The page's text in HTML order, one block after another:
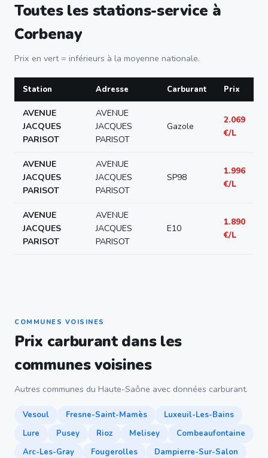
Toutes les stations-service à
Corbenay
Prix en vert = inférieurs à la moyenne nationale.
Station Adresse Carburant Prix
AVENUE
JACQUES
PARISOT
AVENUE
JACQUES
PARISOT
Gazole
2.069
€/L
AVENUE
JACQUES
PARISOT
AVENUE
JACQUES
PARISOT
SP98
1.996
€/L
AVENUE
JACQUES
PARISOT
AVENUE
JACQUES
PARISOT
E10
1.890
€/L
COMMUNES VOISINES
Prix carburant dans les
communes voisines
Autres communes du Haute-Saône avec données carburant.
Vesoul Fresne-Saint-Mamès
Luxeuil-Les-Bains
Lure
Pusey Rioz Melisey
Combeaufontaine
Arc-Les-Gray
Fougerolles
Dampierre-Sur-Salon